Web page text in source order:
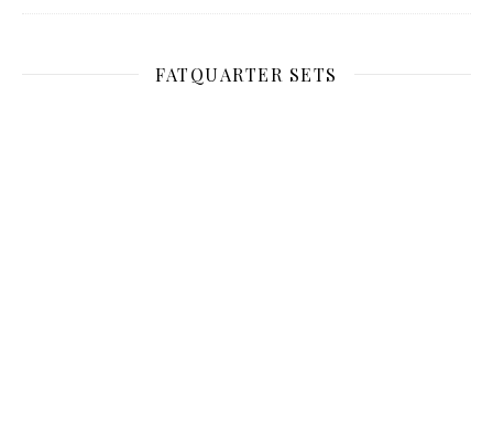
FATQUARTER SETS